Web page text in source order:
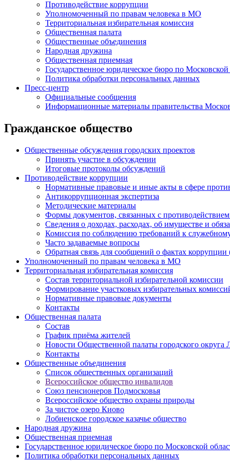
Противодействие коррупции
Уполномоченный по правам человека в МО
Территориальная избирательная комиссия
Общественная палата
Общественные объединения
Народная дружина
Общественная приемная
Государственное юридическое бюро по Московской
Политика обработки персональных данных
Пресс-центр
Официальные сообщения
Информационные материалы правительства
Гражданское общество
Общественные обсуждения городских проектов
Принять участие в обсуждении
Итоговые протоколы обсуждений
Противодействие коррупции
Нормативные правовые и иные акты в сфере
Антикоррупционная экспертиза
Методические материалы
Формы документов, связанных с
Сведения о доходах, расходах, об имуществе и
Комиссия по соблюдению требований к
Часто задаваемые вопросы
Обратная связь для сообщений о фактах коррупции
Уполномоченный по правам человека в МО
Территориальная избирательная комиссия
Состав территориальной избирательной комиссии
Формирование участковых избирательных
Нормативные правовые документы
Контакты
Общественная палата
Состав
График приёма жителей
Новости Общественной палаты городского округа
Контакты
Общественные объединения
Cписок общественных организаций
Всероссийское общество инвалидов
Союз пенсионеров Подмосковья
Всероссийское общество охраны природы
За чистое озеро Киово
Лобненское городское казачье общество
Народная дружина
Общественная приемная
Государственное юридическое бюро по Московской
Политика обработки персональных данных